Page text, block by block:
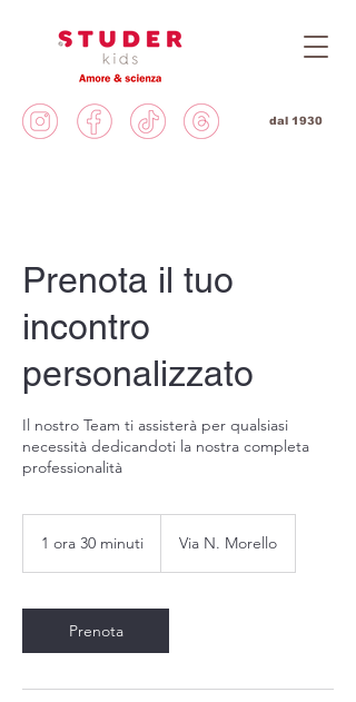
dal 1930
Prenota il tuo
incontro
personalizzato
Il nostro Team ti assisterà per qualsiasi
necessità dedicandoti la nostra completa
professionalità
1 ora 30 minuti
3
m
n
Via N. Morello
Prenota